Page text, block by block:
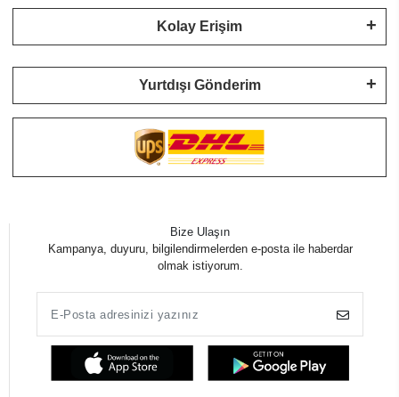
Kolay Erişim
Yurtdışı Gönderim
Bize Ulaşın
Kampanya, duyuru, bilgilendirmelerden e-posta ile haberdar
olmak istiyorum.